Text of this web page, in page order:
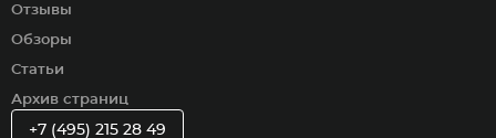
Отзывы
Обзоры
Статьи
Архив страниц
+7 (495) 215 28 49